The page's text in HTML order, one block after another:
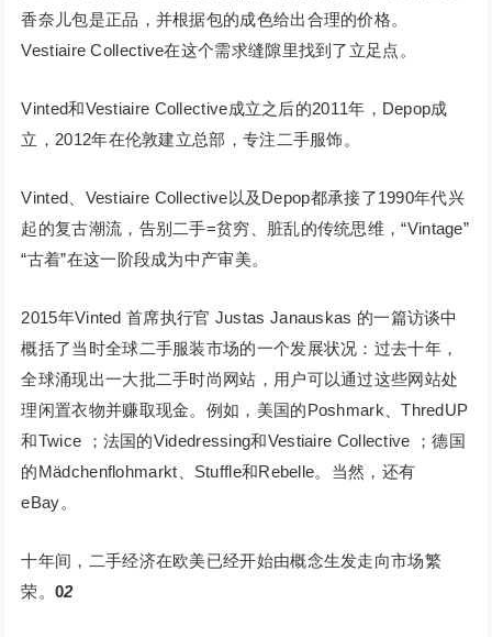
香奈儿包是正品，并根据包的成色给出合理的价格。
Vestiaire Collective在这个需求缝隙里找到了立足点。
Vinted和Vestiaire Collective成立之后的2011年，Depop成
立，2012年在伦敦建立总部，专注二手服饰。
Vinted、Vestiaire Collective以及Depop都承接了1990年代兴
起的复古潮流，告别二手=贫穷、脏乱的传统思维，“Vintage”
“古着”在这一阶段成为中产审美。
2015年Vinted 首席执行官 Justas Janauskas 的一篇访谈中
概括了当时全球二手服装市场的一个发展状况：过去十年，
全球涌现出一大批二手时尚网站，用户可以通过这些网站处
理闲置衣物并赚取现金。例如，美国的Poshmark、ThredUP
和Twice ；法国的Videdressing和Vestiaire Collective ；德国
的Mädchenflohmarkt、Stuffle和Rebelle。当然，还有
eBay。
十年间，二手经济在欧美已经开始由概念生发走向市场繁
荣。02